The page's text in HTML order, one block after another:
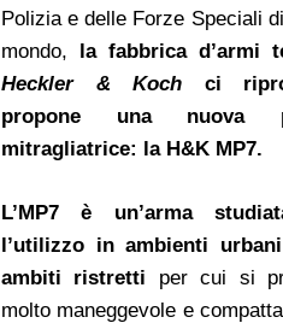
Polizia e delle Forze Speciali
mondo,
la fabbrica d’armi
Heckler & Koch ci
propone una nuova
mitragliatrice: la H&K MP7.
L’MP7 è un’arma
l’utilizzo in ambienti
ambiti ristretti per cui si
molto maneggevole e